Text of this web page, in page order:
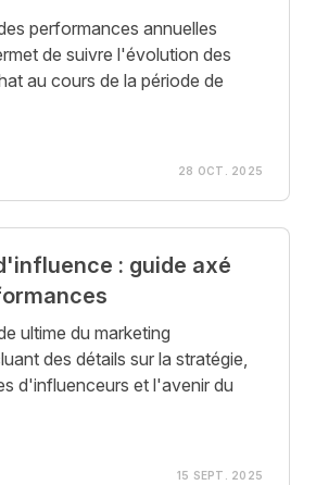
performances annuelles
de suivre l'évolution des
au cours de la période de
28 OCT. 2025
: guide axé
ultime du marketing
des détails sur la stratégie,
d'influenceurs et l'avenir du
15 SEPT. 2025